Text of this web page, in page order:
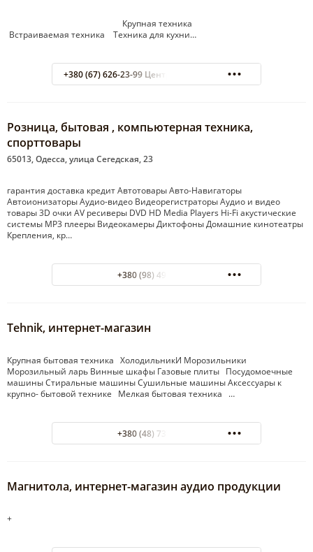
Крупная техника
Встраиваемая техника Техника для кухни…
+380 (67) 626-23-99 Центр обработки заказов
Розница, бытовая , компьютерная техника,
спорттовары
65013, Одесса, улица Сегедская, 23
гарантия доставка кредит Автотовары Авто-Навигаторы
Автоионизаторы Аудио-видео Видеорегистраторы Аудио и видео
товары 3D очки AV ресиверы DVD HD Media Players Hi-Fi акустические
системы MP3 плееры Видеокамеры Диктофоны Домашние кинотеатры
Крепления, кр…
+380 (98) 495-07-40
Tehnik, интернет-магазин
Крупная бытовая техника ХолодильникИ Морозильники
Морозильный ларь Винные шкафы Газовые плиты Посудомоечные
машины Стиральные машины Сушильные машины Аксессуары к
крупно- бытовой технике Мелкая бытовая техника …
+380 (48) 737-39-01
Магнитола, интернет-магазин аудио продукции
+